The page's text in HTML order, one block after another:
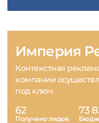
Империя
Контекстная
компании
под ключ
62
Получено лидов
73